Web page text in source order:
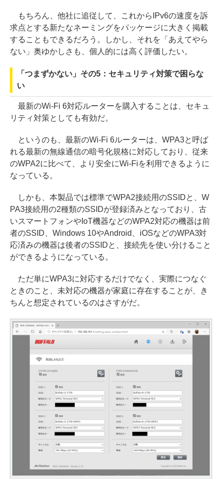
もちろん、他社に追従して、これからIPv6の速度を訴
求点とする新たなネーミングをパッケージに大きく掲載
することもできるだろう。しかし、それを「あえてやら
ない」奥ゆかしさも、個人的には高く評価したい。
「つまずかない」その5：セキュリティ対策で困らな
い
最新のWi-Fi 6対応ルーターを購入することは、セキュ
リティ対策としても有効だ。
というのも、最新のWi-Fi 6ルーターは、WPA3と呼ば
れる最新の無線通信の暗号化規格に対応しており、従来
のWPA2に比べて、より安全にWi-Fiを利用できるように
なっている。
しかも、本製品では標準でWPA2接続用のSSIDと、W
PA3接続用の2種類のSSIDが登録済みとなっており、古
いスマートフォンやIoT機器などのWPA2対応の機器は前
者のSSID、Windows 10やAndroid、iOSなどのWPA3対
応済みの機器は後者のSSIDと、接続先を使い分けること
ができるようになっている。
ただ単にWPA3に対応するだけでなく、実際につなぐ
ときのこと、未対応の機器が家庭に存在することが、き
ちんと想定されているのはさすがだ。